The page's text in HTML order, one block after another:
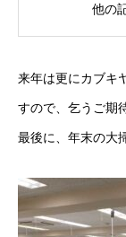
COMPANY
他の
来年は更にカブキ
すので、乞うご期
最後に、年末の大